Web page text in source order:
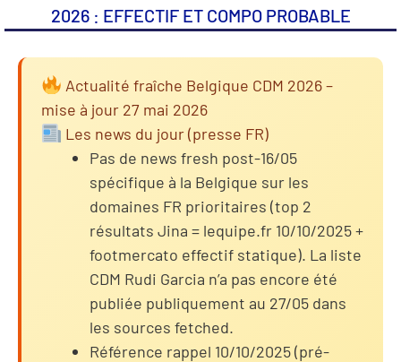
2026 : EFFECTIF ET COMPO PROBABLE
Actualité fraîche Belgique CDM 2026 –
mise à jour 27 mai 2026
Les news du jour (presse FR)
Pas de news fresh post-16/05
spécifique à la Belgique sur les
domaines FR prioritaires (top 2
résultats Jina = lequipe.fr 10/10/2025 +
footmercato effectif statique). La liste
CDM Rudi Garcia n’a pas encore été
publiée publiquement au 27/05 dans
les sources fetched.
Référence rappel 10/10/2025 (pré-